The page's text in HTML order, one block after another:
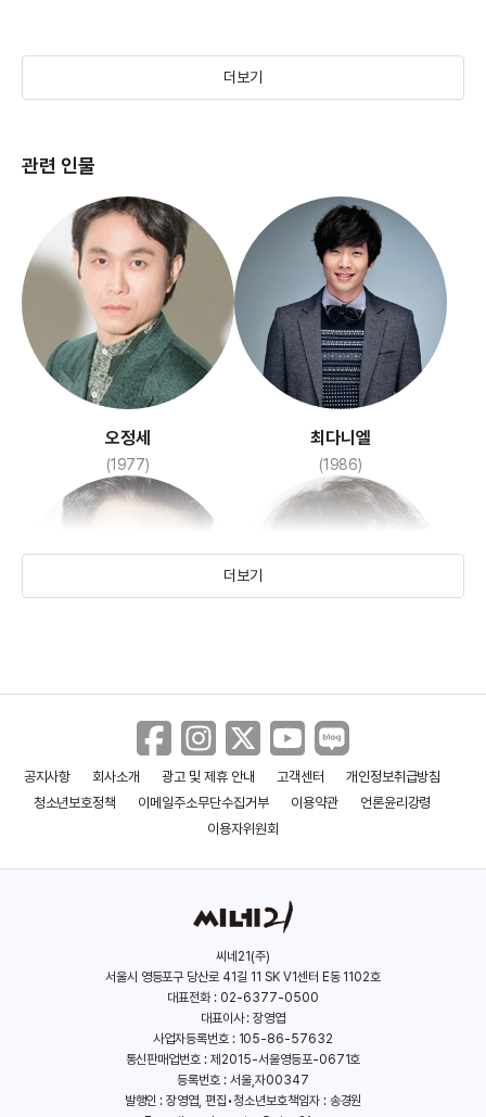
조작된 도시
(2017)
8월의 일요일들
(2005)
라듸오 데이즈
(2007)
거미집
(2022)
스윙키즈 하이파이브
더보기
관련 인물
오정세
(1977)
최다니엘
(1986)
류승룡
(1970)
구교환
(1982)
더보기
공지사항 회사소개 광고 및 제휴 안내 고객센터
개인정보취급방침
청소년보호정책
이메일주소무단수집거부 이용약관
언론윤리강령
이용자위원회
씨네21(주)
서울시 영등포구 당산로 41길 11 SK V1센터 E동 1102호
대표전화 : 02-6377-0500
대표이사 : 장영엽
사업자등록번호 : 105-86-57632
통신판매업번호 : 제2015-서울영등포-0671호
등록번호 : 서울,자00347
발행인 : 장영엽, 편집•청소년보호책임자 : 송경원